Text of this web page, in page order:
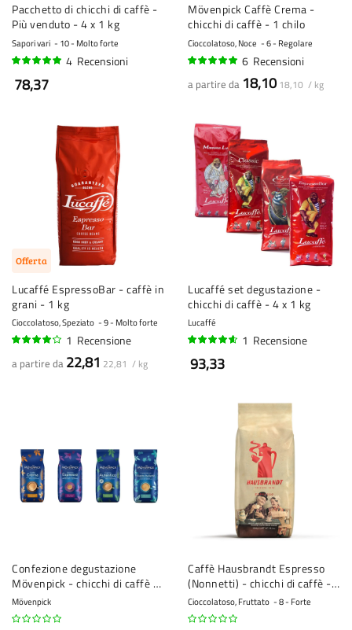
Pacchetto di chicchi di caffè -
Più venduto - 4 x 1 kg
Sapori vari 10 - Molto forte
4 Recensioni
78,37
Mövenpick Caffè Crema -
chicchi di caffè - 1 chilo
Cioccolatoso, Noce 6 - Regolare
6 Recensioni
a partire da 18,10 18,10 / kg
Offerta
Lucaffé EspressoBar - caffè in
grani - 1 kg
Cioccolatoso, Speziato 9 - Molto forte
1 Recensione
a partire da 22,81 22,81 / kg
Lucaffé set degustazione -
chicchi di caffè - 4 x 1 kg
Lucaffé
1 Recensione
93,33
Confezione degustazione
Mövenpick - chicchi di caffè -
4 x 1 kg
Mövenpick
Caffè Hausbrandt Espresso
(Nonnetti) - chicchi di caffè -
1 kg
Cioccolatoso, Fruttato 8 - Forte